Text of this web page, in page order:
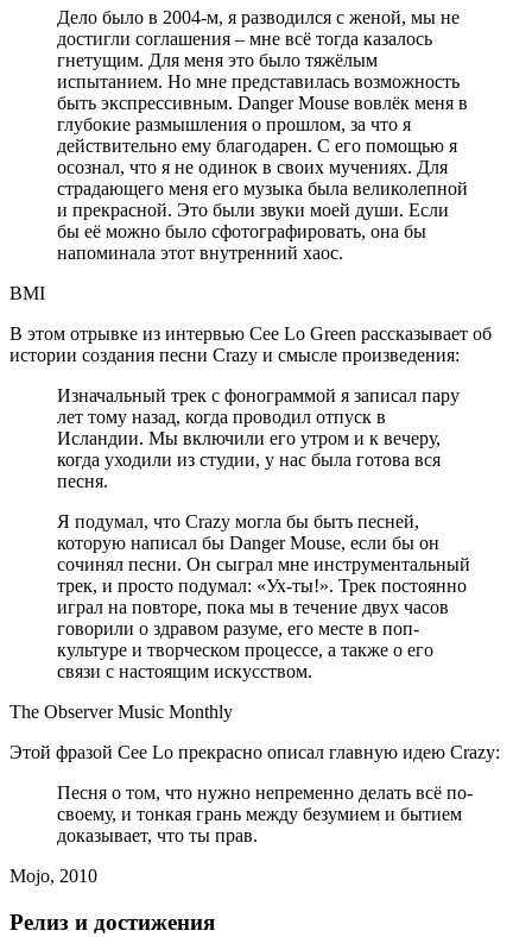
Дело было в 2004-м, я разводился с женой, мы не
достигли соглашения – мне всё тогда казалось
гнетущим. Для меня это было тяжёлым
испытанием. Но мне представилась возможность
быть экспрессивным. Danger Mouse вовлёк меня в
глубокие размышления о прошлом, за что я
действительно ему благодарен. С его помощью я
осознал, что я не одинок в своих мучениях. Для
страдающего меня его музыка была великолепной
и прекрасной. Это были звуки моей души. Если
бы её можно было сфотографировать, она бы
напоминала этот внутренний хаос.
BMI
В этом отрывке из интервью Cee Lo Green рассказывает об
истории создания песни Crazy и смысле произведения:
Изначальный трек с фонограммой я записал пару
лет тому назад, когда проводил отпуск в
Исландии. Мы включили его утром и к вечеру,
когда уходили из студии, у нас была готова вся
песня.
Я подумал, что Crazy могла бы быть песней,
которую написал бы Danger Mouse, если бы он
сочинял песни. Он сыграл мне инструментальный
трек, и просто подумал: «Ух-ты!». Трек постоянно
играл на повторе, пока мы в течение двух часов
говорили о здравом разуме, его месте в поп-
культуре и творческом процессе, а также о его
связи с настоящим искусством.
The Observer Music Monthly
Этой фразой Cee Lo прекрасно описал главную идею Crazy:
Песня о том, что нужно непременно делать всё по-
своему, и тонкая грань между безумием и бытием
доказывает, что ты прав.
Mojo, 2010
Релиз и достижения